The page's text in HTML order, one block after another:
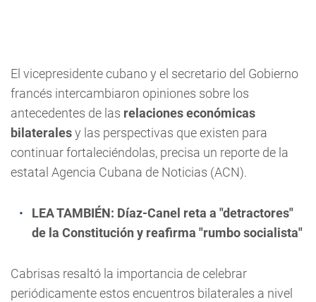
El vicepresidente cubano y el secretario del Gobierno
francés intercambiaron opiniones sobre los
antecedentes de las relaciones económicas
bilateralesy las perspectivas que existen para
continuar fortaleciéndolas, precisa un reporte de la
estatal Agencia Cubana de Noticias (ACN).
LEA TAMBIÉN: Díaz-Canel reta a "detractores"
de la Constitución y reafirma "rumbo socialista"
Cabrisas resaltó la importancia de celebrar
periódicamente estos encuentros bilaterales a nivel